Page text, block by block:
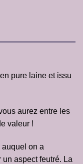
pure laine et issu
aurez entre les
valeur !
on a
aspect feutré. La